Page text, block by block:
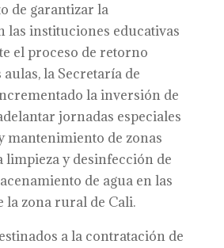
de garantizar la
las instituciones educativas
el proceso de retorno
la Secretaría de
la inversión de
jornadas especiales
mantenimiento de zonas
limpieza y desinfección de
de agua en las
la zona rural de Cali.
a la contratación de